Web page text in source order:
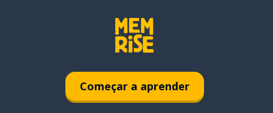
Começar a aprender